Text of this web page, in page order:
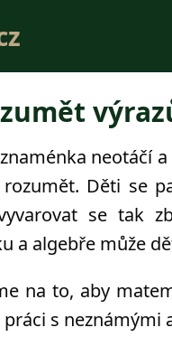
neotáčí
Děti se
se tak
a algebře může
na to, aby
s neznámými